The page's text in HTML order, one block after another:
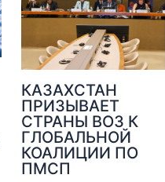
КАЗАХСТАН
ПРИЗЫВАЕТ
СТРАНЫ ВОЗ К
ГЛОБАЛЬНОЙ
КОАЛИЦИИ ПО
ПМСП